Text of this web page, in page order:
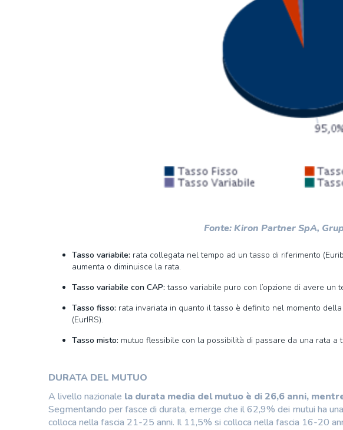
Fonte: Kiron Partner SpA,
Tasso variabile: rata collegata nel tempo ad un tasso di riferimento
aumenta o diminuisce la rata.
Tasso variabile con CAP: tasso variabile puro con l’opzione di avere un
Tasso fisso: rata invariata in quanto il tasso è definito nel momento
(EurIRS).
Tasso misto: mutuo flessibile con la possibilità di passare da una rata a
DURATA DEL MUTUO
A livello nazionale la durata media del mutuo è di 26,6 anni,
Segmentando per fasce di durata, emerge che il 62,9% dei mutui ha
colloca nella fascia 21-25 anni. Il 11,5% si colloca nella fascia 16-20